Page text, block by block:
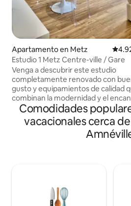
Apartamento en Metz
Estudio 1 Metz Centre-ville / Gare
Venga a descubrir este estudio
completamente renovado con
gusto y equipamientos de calidad
combinan la modernidad y el
lo antiguo. Se encuentra en la calle
Gengoulf en un pequeño
tranquilo y situado en el corazón
ciudad de Metz, a medio camino
restaurantes y monumentos
pocos pasos.
Comodidades
vacacionales cerca